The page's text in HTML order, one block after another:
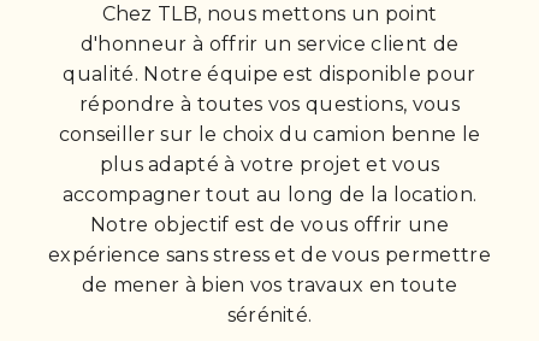
Chez TLB, nous mettons un point
d'honneur à offrir un service client de
qualité. Notre équipe est disponible pour
répondre à toutes vos questions, vous
conseiller sur le choix du camion benne le
plus adapté à votre projet et vous
accompagner tout au long de la location.
Notre objectif est de vous offrir une
expérience sans stress et de vous permettre
de mener à bien vos travaux en toute
sérénité.